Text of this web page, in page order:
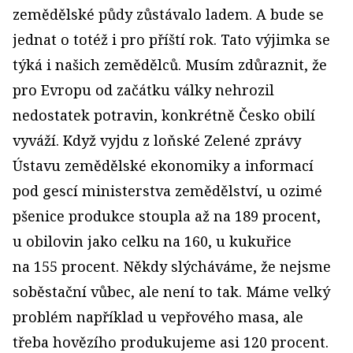
zemědělské půdy zůstávalo ladem. A bude se
jednat o totéž i pro příští rok. Tato výjimka se
týká i našich zemědělců. Musím zdůraznit, že
pro Evropu od začátku války nehrozil
nedostatek potravin, konkrétně Česko obilí
vyváží. Když vyjdu z loňské Zelené zprávy
Ústavu zemědělské ekonomiky a informací
pod gescí ministerstva zemědělství, u ozimé
pšenice produkce stoupla až na 189 procent,
u obilovin jako celku na 160, u kukuřice
na 155 procent. Někdy slýcháváme, že nejsme
soběstační vůbec, ale není to tak. Máme velký
problém například u vepřového masa, ale
třeba hovězího produkujeme asi 120 procent.